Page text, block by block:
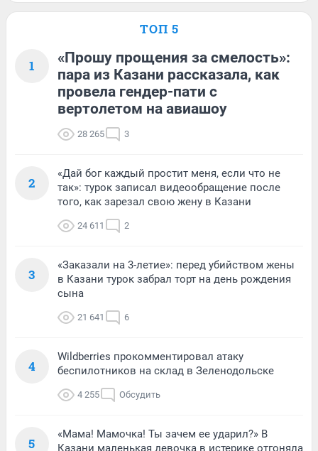
ТОП 5
1
«Прошу прощения за смелость»:
пара из Казани рассказала, как
провела гендер-пати с
вертолетом на авиашоу
28 265 3
2
«Дай бог каждый простит меня, если что не
так»: турок записал видеообращение после
того, как зарезал свою жену в Казани
24 611 2
3
«Заказали на 3-летие»: перед убийством жены
в Казани турок забрал торт на день рождения
сына
21 641 6
4
Wildberries прокомментировал атаку
беспилотников на склад в Зеленодольске
4 255 Обсудить
5
«Мама! Мамочка! Ты зачем ее ударил?» В
Казани маленькая девочка в истерике отгоняла